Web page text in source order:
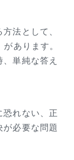
法として、
あります。
単純な答え
恐れない、正
必要な問題